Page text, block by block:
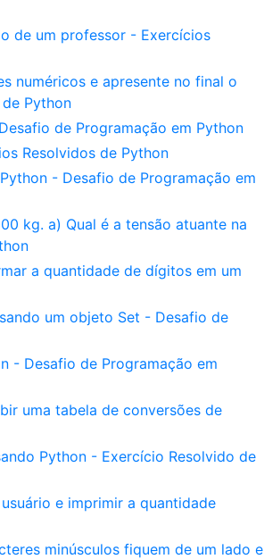
de um professor - Exercícios
numéricos e apresente no final o
Python
de Programação em Python
Resolvidos de Python
- Desafio de Programação em
kg. a) Qual é a tensão atuante na
a quantidade de dígitos em um
um objeto Set - Desafio de
- Desafio de Programação em
uma tabela de conversões de
Python - Exercício Resolvido de
e imprimir a quantidade
minúsculos fiquem de um lado e